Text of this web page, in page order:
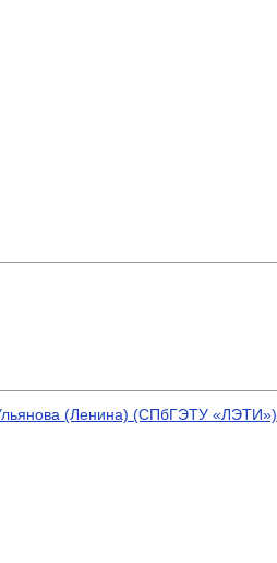
Ульянова (Ленина) (СПбГЭТУ «ЛЭТИ»)